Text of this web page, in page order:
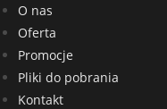
O nas
Oferta
Promocje
Pliki do pobrania
Kontakt